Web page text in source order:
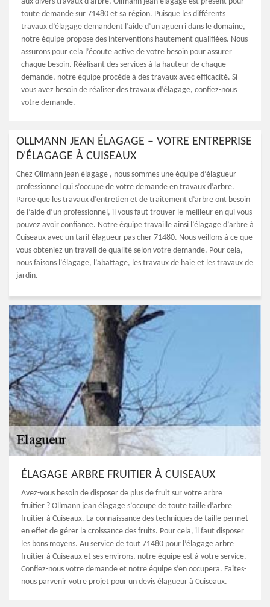
toute demande sur 71480 et sa région. Puisque les différents
travaux d’élagage demandent l’aide d’un aguerri dans le domaine,
notre équipe propose des interventions hautement qualifiées. Nous
assurons pour cela l’écoute active de votre besoin pour assurer
chaque besoin. Réalisant des services à la hauteur de chaque
demande, notre équipe procède à des travaux avec efficacité. Si
vous avez besoin de réaliser des travaux d’élagage, confiez-nous
votre demande.
OLLMANN JEAN ÉLAGAGE – VOTRE ENTREPRISE
D'ÉLAGAGE À CUISEAUX
Chez Ollmann jean élagage , nous sommes une équipe d’élagueur
professionnel qui s’occupe de votre demande en travaux d’arbre.
Parce que les travaux d’entretien et de traitement d’arbre ont besoin
de l’aide d’un professionnel, il vous faut trouver le meilleur en qui vous
pouvez avoir confiance. Notre équipe travaille ainsi l’élagage d’arbre à
Cuiseaux avec un tarif élagueur pas cher 71480. Nous veillons à ce que
vous obteniez un travail de qualité selon votre demande. Pour cela,
nous faisons l’élagage, l’abattage, les travaux de haie et les travaux de
jardin.
ÉLAGAGE ARBRE FRUITIER À CUISEAUX
Avez-vous besoin de disposer de plus de fruit sur votre arbre
fruitier ? Ollmann jean élagage s’occupe de toute taille d’arbre
fruitier à Cuiseaux. La connaissance des techniques de taille permet
en effet de gérer la croissance des fruits. Pour cela, il faut disposer
les bons moyens. Au service de tout 71480 pour l’élagage arbre
fruitier à Cuiseaux et ses environs, notre équipe est à votre service.
Confiez-nous votre demande et notre équipe s’en occupera. Faites-
nous parvenir votre projet pour un devis élagueur à Cuiseaux.